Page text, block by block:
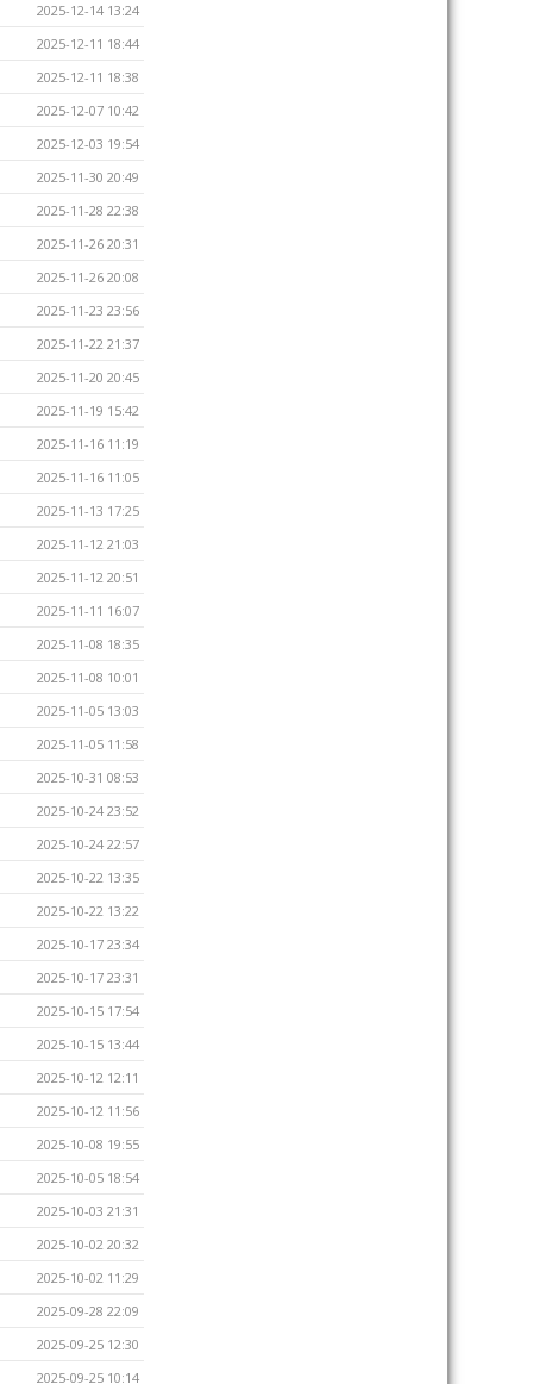
2025-12-14 13:24
2025-12-11 18:44
2025-12-11 18:38
2025-12-07 10:42
2025-12-03 19:54
2025-11-30 20:49
2025-11-28 22:38
2025-11-26 20:31
2025-11-26 20:08
2025-11-23 23:56
2025-11-22 21:37
2025-11-20 20:45
2025-11-19 15:42
2025-11-16 11:19
2025-11-16 11:05
2025-11-13 17:25
2025-11-12 21:03
2025-11-12 20:51
2025-11-11 16:07
2025-11-08 18:35
2025-11-08 10:01
2025-11-05 13:03
2025-11-05 11:58
2025-10-31 08:53
2025-10-24 23:52
2025-10-24 22:57
2025-10-22 13:35
2025-10-22 13:22
2025-10-17 23:34
2025-10-17 23:31
2025-10-15 17:54
2025-10-15 13:44
2025-10-12 12:11
2025-10-12 11:56
2025-10-08 19:55
2025-10-05 18:54
2025-10-03 21:31
2025-10-02 20:32
2025-10-02 11:29
2025-09-28 22:09
2025-09-25 12:30
2025-09-25 10:14